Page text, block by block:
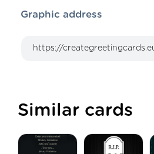
Graphic address
Similar cards